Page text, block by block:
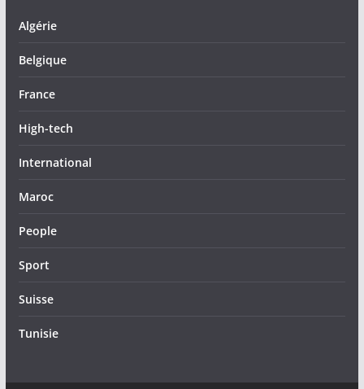
Algérie
Belgique
France
High-tech
International
Maroc
People
Sport
Suisse
Tunisie